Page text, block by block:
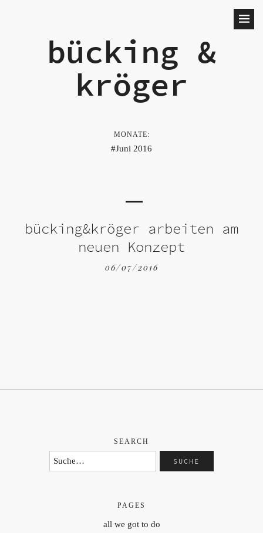
bücking &
kröger
MONATE:
Juni 2016
bücking&kröger arbeiten am
neuen Konzept
06/07/2016
SEARCH
PAGES
all we got to do